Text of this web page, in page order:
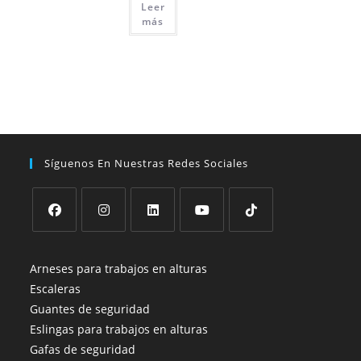
Leer
más
Síguenos En Nuestras Redes Sociales
abre
en
una
nueva
pestaña
abre
una
nueva
pestaña
abre
una
nueva
pestaña
abre
nueva
Arneses para trabajos en alturas
Escaleras
Guantes de seguridad
Eslingas para trabajos en alturas
Gafas de seguridad